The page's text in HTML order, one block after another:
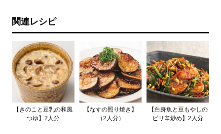
関連レシピ
【きのこと豆乳の和風
つゆ】2人分
【なすの照り焼き】
（2人分）
【白身魚と豆もやしの
ピリ辛炒め】2人分